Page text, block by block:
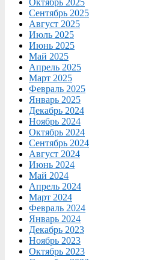
Сентябрь 2025
Август 2025
Июль 2025
Июнь 2025
Май 2025
Апрель 2025
Март 2025
Февраль 2025
Январь 2025
Декабрь 2024
Ноябрь 2024
Октябрь 2024
Сентябрь 2024
Август 2024
Июнь 2024
Май 2024
Апрель 2024
Март 2024
Февраль 2024
Январь 2024
Декабрь 2023
Ноябрь 2023
Октябрь 2023